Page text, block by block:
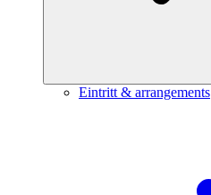
Eintritt & arrangements